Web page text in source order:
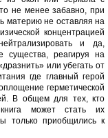
не менее забавно, при
материю не оставляя на
концентрацией
и да,
существа, реагируя на
или убегать от
где главный герой
герметической
В общем для тех, кто
может стать их
только приобщились к